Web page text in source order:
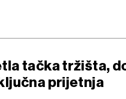
tačka tržišta,
prijetnja